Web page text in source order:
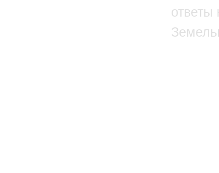
ответы